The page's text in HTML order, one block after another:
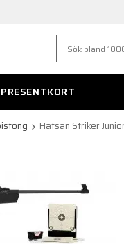
PRESENTKORT
Hatsan Striker